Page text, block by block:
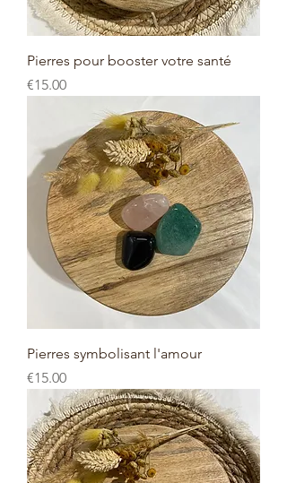
Pierres pour booster votre santé
Price
€15.00
Pierres symbolisant l'amour
Price
€15.00